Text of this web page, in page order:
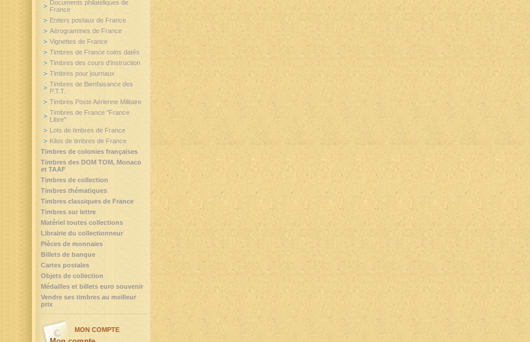
Documents philatéliques de
France
Entiers postaux de France
Aérogrammes de France
Vignettes de France
Timbres de France coins datés
Timbres des cours d'instruction
Timbres pour journaux
Timbres de Bienfaisance des
P.T.T.
Timbres Poste Aérienne Militaire
Timbres de France "France
Libre"
Lots de timbres de France
Kilos de timbres de France
Timbres de colonies françaises
Timbres des DOM TOM, Monaco
et TAAF
Timbres de collection
Timbres thématiques
Timbres classiques de France
Timbres sur lettre
Matériel toutes collections
Librairie du collectionneur
Pièces de monnaies
Billets de banque
Cartes postales
Objets de collection
Médailles et billets euro souvenir
Vendre ses timbres au meilleur
prix
MON COMPTE